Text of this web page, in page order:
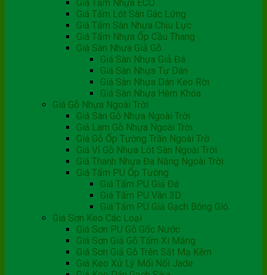
Giá Tấm Nhựa ECO
Giá Tấm Lót Sàn Gác Lửng
Giá Tấm Sàn Nhựa Chịu Lực
Giá Tấm Nhựa Ốp Cầu Thang
Giá Sàn Nhựa Giả Gỗ
Giá Sàn Nhựa Giả Đá
Giá Sàn Nhựa Tự Dán
Giá Sàn Nhựa Dán Keo Rời
Giá Sàn Nhựa Hèm Khóa
Giá Gỗ Nhựa Ngoài Trời
Giá Sàn Gỗ Nhựa Ngoài Trời
Giá Lam Gỗ Nhựa Ngoài Trời
Giá Gỗ Ốp Tường Trần Ngoài Trờ
Giá Vỉ Gỗ Nhựa Lót Sàn Ngoài Trời
Giá Thanh Nhựa Đa Năng Ngoài Trời
Giá Tấm PU Ốp Tường
Giá Tấm PU Giả Đá
Giá Tấm PU Vân 3D
Giá Tấm PU Giả Gạch Bông Gió
Giá Sơn Keo Các Loại
Giá Sơn PU Gỗ Gốc Nước
Giá Sơn Giả Gỗ Tấm Xi Măng
Giá Sơn Giả Gỗ Trên Sắt Mạ Kẽm
Giá Keo Xử Lý Mối Nối Jade